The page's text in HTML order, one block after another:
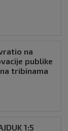
na
publike
tribinama
1:5